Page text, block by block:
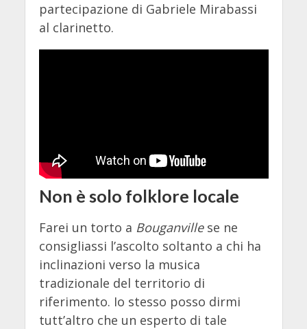
partecipazione di Gabriele Mirabassi
al clarinetto.
Non è solo folklore locale
Farei un torto a Bouganvillese ne
consigliassi l’ascolto soltanto a chi ha
inclinazioni verso la musica
tradizionale del territorio di
riferimento. Io stesso posso dirmi
tutt’altro che un esperto di tale